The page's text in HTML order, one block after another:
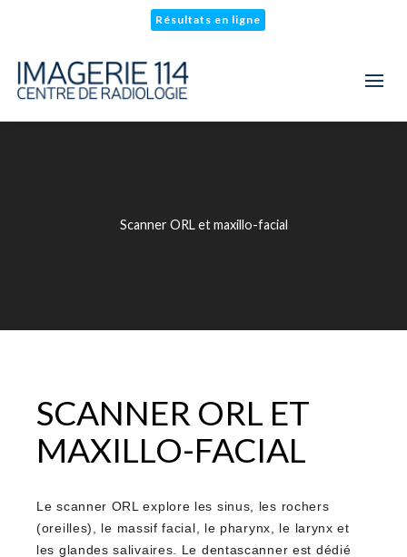
Résultats en ligne
Scanner ORL et maxillo-facial
SCANNER ORL ET
MAXILLO-FACIAL
Le scanner ORL explore les sinus, les rochers
(oreilles), le massif facial, le pharynx, le larynx et
les glandes salivaires. Le dentascanner est dédié